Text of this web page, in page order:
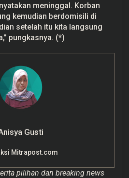
meninggal. Korban
kemudian berdomisili di
setelah itu kita langsung
pungkasnya. (*)
Gusti
Mitrapost.com
pilihan dan breaking news